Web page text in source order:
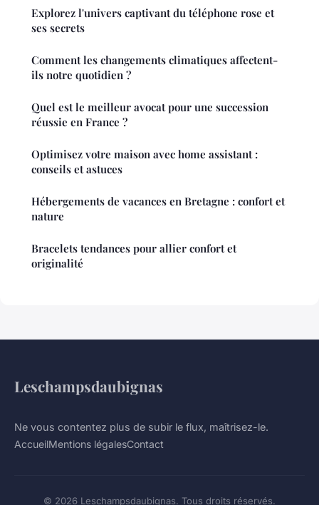
Explorez l'univers captivant du téléphone rose et
ses secrets
Comment les changements climatiques affectent-
ils notre quotidien ?
Quel est le meilleur avocat pour une succession
réussie en France ?
Optimisez votre maison avec home assistant :
conseils et astuces
Hébergements de vacances en Bretagne : confort et
nature
Bracelets tendances pour allier confort et
originalité
Leschampsdaubignas
Ne vous contentez plus de subir le flux, maîtrisez-le.
AccueilMentions légalesContact
© 2026 Leschampsdaubignas. Tous droits réservés.